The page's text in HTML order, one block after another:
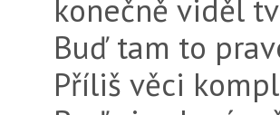
konečně viděl
Buď tam to
Příliš věci